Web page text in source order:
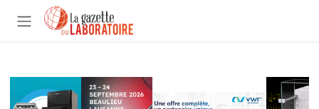
Se rendre au contenu